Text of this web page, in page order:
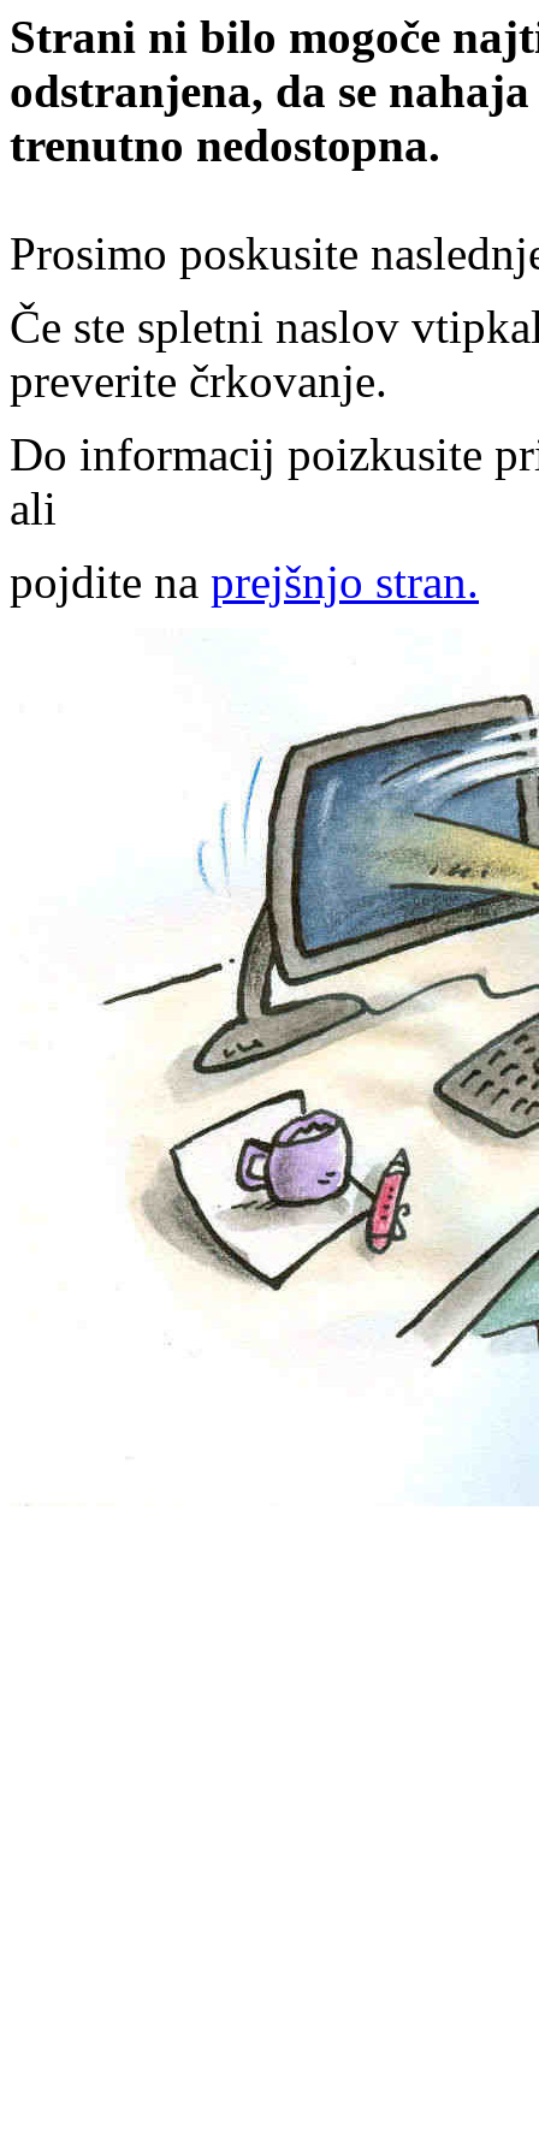
Strani ni bilo mogoče
odstranjena, da se
trenutno nedostopna.
Prosimo poskusite
Če ste spletni naslov
preverite črkovanje.
Do informacij poizkusite
ali
pojdite na prejšnjo stran.